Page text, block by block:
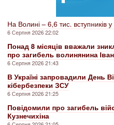
На Волині – 6,6 тис. вступників
6 Серпня 2026 22:02
Понад 8 місяців вважали
про загибель волинянина
6 Серпня 2026 21:43
В Україні запровадили День
кібербезпеки ЗСУ
6 Серпня 2026 21:25
Повідомили про загибель
Кузнечихіна